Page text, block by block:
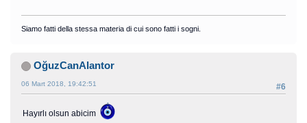
Siamo fatti della stessa materia di cui sono fatti i sogni.
OğuzCanAlantor
#6
06 Mart 2018, 19:42:51
Hayırlı olsun abicim